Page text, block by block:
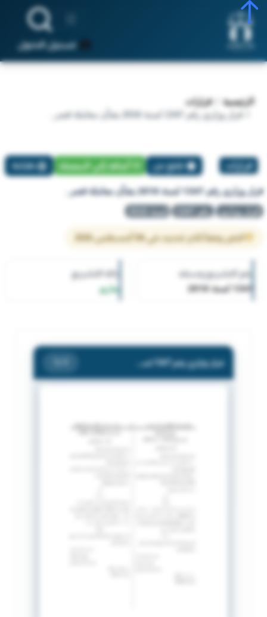
تسجيل الدخول
الرئيسية
قرارات
قرار وزاري رقم 1347 لسنة 2016 بشأن معاملة قصر .
قرارات تبليغ عن أضافة إلي المفضلة طباعة
قرار وزاري رقم 1347 لسنة 2016 بشأن معاملة قصر .
قرار وزاري رقم 1347 لسنة 2016
النص وفقاً لآخر تحديث في 06 أغسطس 2026
رقم التشريع وسنته
1347 لسنة 2016
حالة التشريع
ساري